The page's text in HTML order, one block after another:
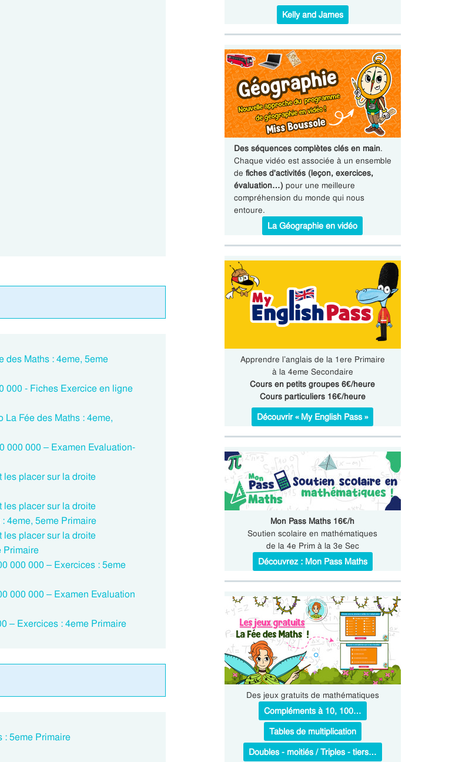
des Maths : 4eme, 5eme
000 - Fiches Exercice en ligne
Fée des Maths : 4eme,
000 000 – Examen Evaluation-
les placer sur la droite
les placer sur la droite
4eme, 5eme Primaire
les placer sur la droite
Primaire
000 000 – Exercices : 5eme
000 000 – Examen Evaluation
– Exercices : 4eme Primaire
: 5eme Primaire
Kelly and James
Des séquences complètes clés en main.
Chaque vidéo est associée à un ensemble
de fiches d'activités (leçon, exercices,
évaluation…) pour une meilleure
compréhension du monde qui nous
entoure.
La Géographie en vidéo
Apprendre l’anglais de la 1ere Primaire
à la 4eme Secondaire
Cours en petits groupes 6€/heure
Cours particuliers 16€/heure
Découvrir « My English Pass »
Mon Pass Maths 16€/h
Soutien scolaire en mathématiques
de la 4e Prim à la 3e Sec
Découvrez : Mon Pass Maths
Des jeux gratuits de mathématiques
Compléments à 10, 100…
Tables de multiplication
Doubles - moitiés / Triples - tiers…